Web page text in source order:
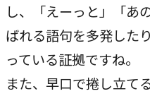
し、「えーっと」「あ
ばれる語句を多発した
っている証拠ですね。
また、早口で捲し立て